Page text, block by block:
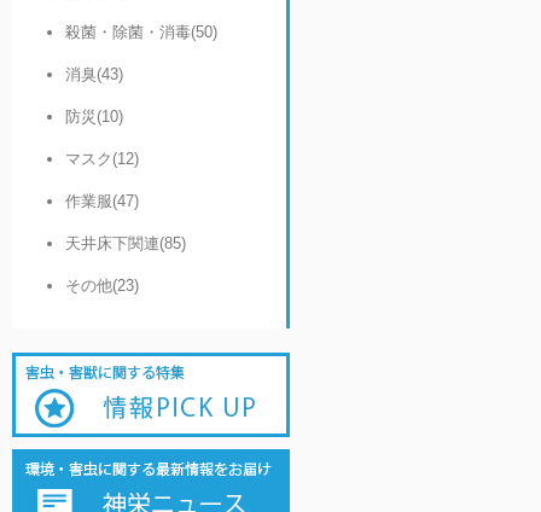
殺菌・除菌・消毒(50)
消臭(43)
防災(10)
マスク(12)
作業服(47)
天井床下関連(85)
その他(23)